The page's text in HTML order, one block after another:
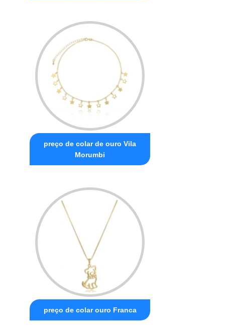
preço de colar de ouro Vila
Morumbi
preço de colar ouro Franca